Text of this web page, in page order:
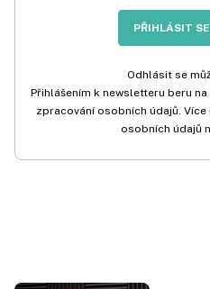
PŘIHLÁSIT
Odhlásit se
Přihlášením k newsletteru beru
zpracování osobních údajů.
osobních údajů